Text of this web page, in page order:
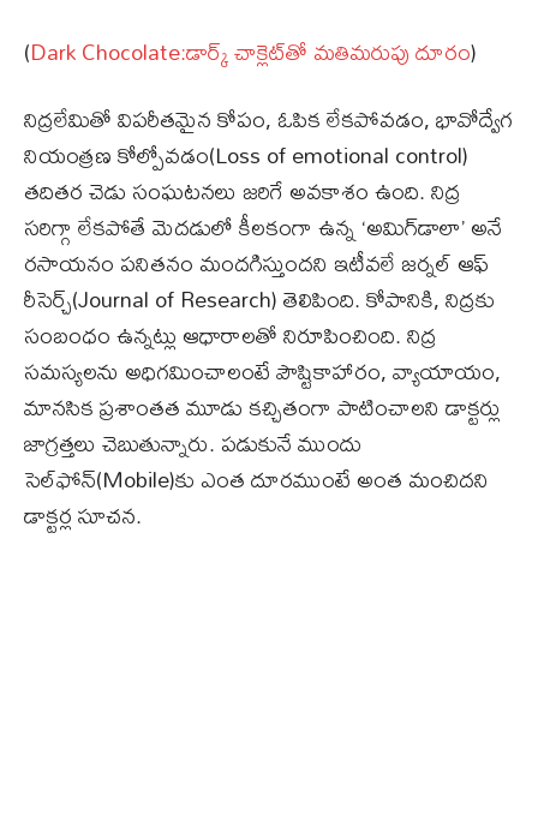
(Dark Chocolate:డార్క్‌ చాక్లెట్‌తో మతిమరుపు దూరం)
నిద్రలేమితో విపరీతమైన కోపం, ఓపిక లేకపోవడం, భావోద్వేగ
నియంత్రణ కోల్పోవడం(Loss of emotional control)
తదితర చెడు సంఘటనలు జరిగే అవకాశం ఉంది. నిద్ర
సరిగ్గా లేకపోతే మెదడులో కీలకంగా ఉన్న ‘అమిగ్‌డాలా’ అనే
రసాయనం పనితనం మందగిస్తుందని ఇటీవలే జర్నల్ ఆఫ్
రీసెర్చ్(Journal of Research) తెలిపింది. కోపానికి, నిద్రకు
సంబంధం ఉన్నట్లు ఆధారాలతో నిరూపించింది. నిద్ర
సమస్యలను అధిగమించాలంటే పౌష్టికాహారం, వ్యాయాయం,
మానసిక ప్రశాంతత మూడు కచ్చితంగా పాటించాలని డాక్టర్లు
జాగ్రత్తలు చెబుతున్నారు. పడుకునే ముందు
సెల్‌ఫోన్‌(Mobile)కు ఎంత దూరముంటే అంత మంచిదని
డాక్టర్ల సూచన.